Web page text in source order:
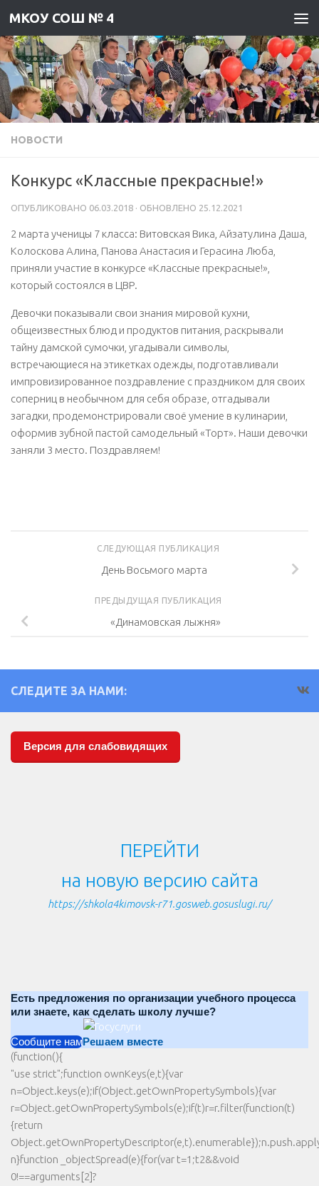
Skip to content
МКОУ СОШ № 4
НОВОСТИ
Конкурс «Классные прекрасные!»
ОПУБЛИКОВАНО 06.03.2018 · ОБНОВЛЕНО 25.12.2021
2 марта ученицы 7 класса: Витовская Вика, Айзатулина Даша,
Колоскова Алина, Панова Анастасия и Герасина Люба,
приняли участие в конкурсе «Классные прекрасные!»,
который состоялся в ЦВР.
Девочки показывали свои знания мировой кухни,
общеизвестных блюд и продуктов питания, раскрывали
тайну дамской сумочки, угадывали символы,
встречающиеся на этикетках одежды, подготавливали
импровизированное поздравление с праздником для своих
соперниц в необычном для себя образе, отгадывали
загадки, продемонстрировали своё умение в кулинарии,
оформив зубной пастой самодельный «Торт». Наши девочки
заняли 3 место. Поздравляем!
СЛЕДУЮЩАЯ ПУБЛИКАЦИЯ
День Восьмого марта
ПРЕДЫДУЩАЯ ПУБЛИКАЦИЯ
«Динамовская лыжня»
СЛЕДИТЕ ЗА НАМИ:
Версия для слабовидящих
ПЕРЕЙТИ
на новую версию сайта
https://shkola4kimovsk-r71.gosweb.gosuslugi.ru/
Есть предложения по организации учебного процесса
или знаете, как сделать школу лучше?
Сообщите намРешаем вместе
(function(){
"use strict";function ownKeys(e,t){var
n=Object.keys(e);if(Object.getOwnPropertySymbols){var
r=Object.getOwnPropertySymbols(e);if(t)r=r.filter(function(t)
{return
n}function _objectSpread(e){for(var t=1;t2&&void
0!==arguments[2]?